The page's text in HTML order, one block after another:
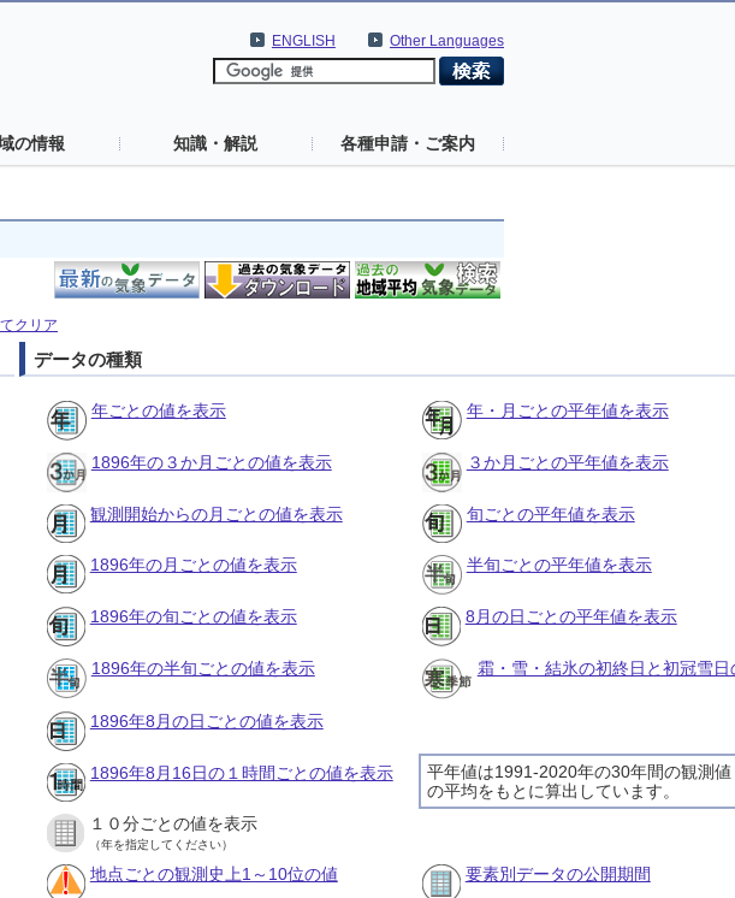
Other Languages
ENGLISH
の情報 知識・解説 各種申請・ご案内
クリア
データの種類
年ごとの値を表示 年・月ごとの平年値を表示
1896年の３か月ごとの値を表示 ３か月ごとの平年値を表示
観測開始からの月ごとの値を表示 旬ごとの平年値を表示
1896年の月ごとの値を表示 半旬ごとの平年値を表示
1896年の旬ごとの値を表示 8月の日ごとの平年値を表示
1896年の半旬ごとの値を表示 霜・雪・結氷の初終日と初冠雪
1896年8月の日ごとの値を表示
平年値は1991-2020年の30年間の観測値
の平均をもとに算出しています。
1896年8月16日の１時間ごとの値を表示
１０分ごとの値を表示
（年を指定してください）
地点ごとの観測史上1～10位の値 要素別データの公開期間